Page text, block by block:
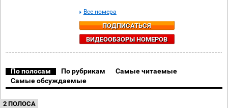
ПОДПИСАТЬСЯ
ВИДЕООБЗОРЫ НОМЕРОВ
Все номера
По полосам По рубрикам
Самые читаемые
Самые обсуждаемые
2 ПОЛОСА